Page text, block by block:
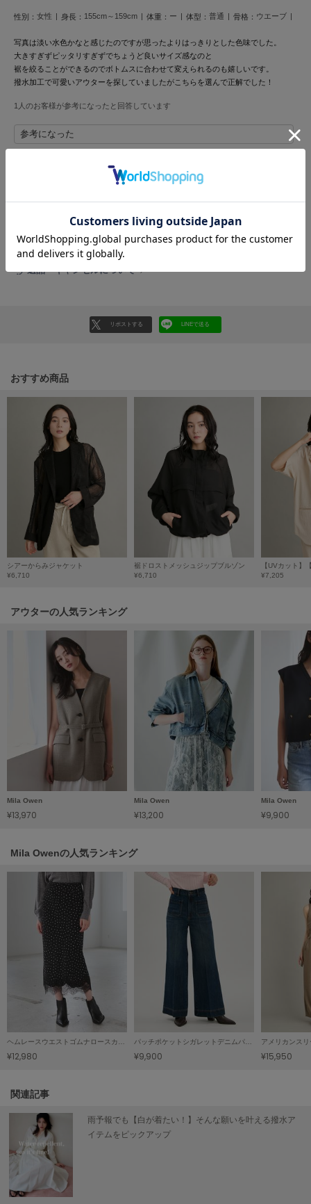
ハンター
HOKA ONEONE
ホカ オネオネ
KEEN
le coq sportif
ルコックスポルティフ
リリーブラウンランジェリー
LITTLE UNION TOKYO
リトルユニオン トウキョウ
メイドオブオーガニクス
MICHU COQUETTE
ミチュ コケット
MIESROHE
ミースロエ
Mila Owen
ミラオーウェン
NEW Balance
ニューバランス
nezu
ネズ
NIKE
ナウンス
Onitsuka Tiger
オニツカ タイガー
ORR
PATRICK
パトリック
性別： 女性 身長： 155cm～159cm 体重： ー 体型： 普通 骨格： ウエーブ
写真は淡い水色かなと感じたのですが思ったよりはっきりとした色味でした。
大きすぎずピッタリすぎずでちょうど良いサイズ感なのと
裾を絞ることができるのでボトムスに合わせて変えられるのも嬉しいです。
撥水加工で可愛いアウターを探していましたがこちらを選んで正解でした！
1人のお客様が参考になったと回答しています
参考になった
レビューはマイページのご注文履歴から投稿いただけます
返品・キャンセルについて
リポストする LINEで送る
おすすめ商品
シアーからみジャケット
¥6,710
裾ドロストメッシュジップブルゾン
¥6,710
¥7,205
アウターの人気ランキング
Mila Owen
¥13,970
Mila Owen
¥13,200
Mila Owen
¥9,900
Mila Owenの人気ランキング
¥12,980 ¥9,900
アメリカンス
¥15,950
関連記事
雨予報でも【白が着たい！】そんな願いを叶える撥水ア
イテムをピックアップ